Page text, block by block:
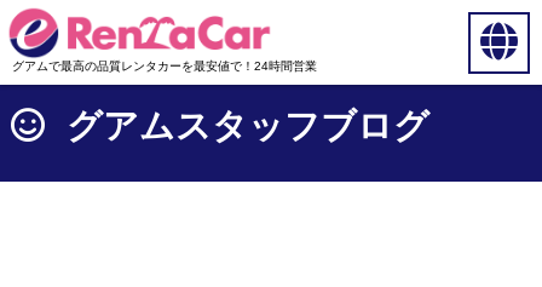
グアムで最高の品質レンタカーを最安値で！24時間営業
グアムスタッフブログ